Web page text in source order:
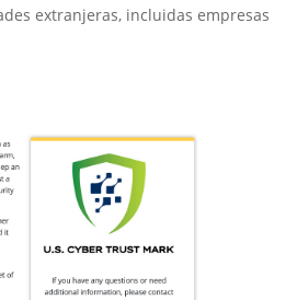
extranjeras, incluidas empresas